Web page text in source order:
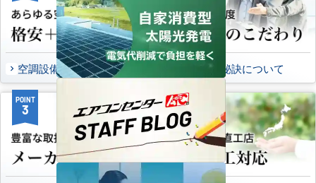
空調設備のご提案について 選ばれる秘訣について
POINT
3
POINT
4